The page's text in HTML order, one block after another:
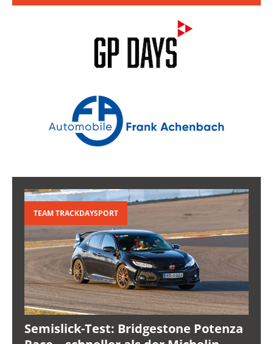
TEAM TRACKDAYSPORT
Semislick-Test: Bridgestone Potenza